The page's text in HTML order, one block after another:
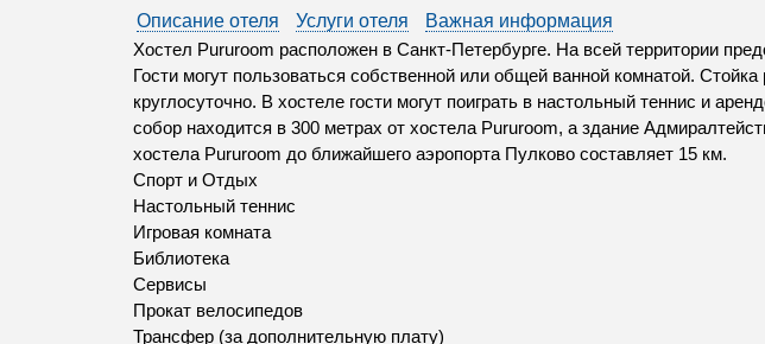
Описание отеля Услуги отеля
Важная информация
Хостел Pururoom расположен в Санкт-Петербурге. На всей территории
Гости могут пользоваться собственной или общей ванной комнатой. Стойка
круглосуточно. В хостеле гости могут поиграть в настольный теннис и
собор находится в 300 метрах от хостела Pururoom, а здание
хостела Pururoom до ближайшего аэропорта Пулково составляет 15 км.
Спорт и Отдых
Настольный теннис
Игровая комната
Библиотека
Сервисы
Прокат велосипедов
Трансфер (за дополнительную плату)